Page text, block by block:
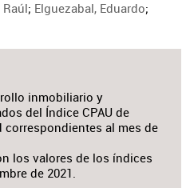
Raúl; Elguezabal, Eduardo;
inmobiliario y
del Índice CPAU de
correspondientes al mes de
los valores de los índices
de 2021.